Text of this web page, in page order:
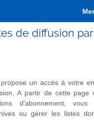
de diffusion
un accès à votre
A partir de cette page
d'abonnement, vous
ou gérer les listes